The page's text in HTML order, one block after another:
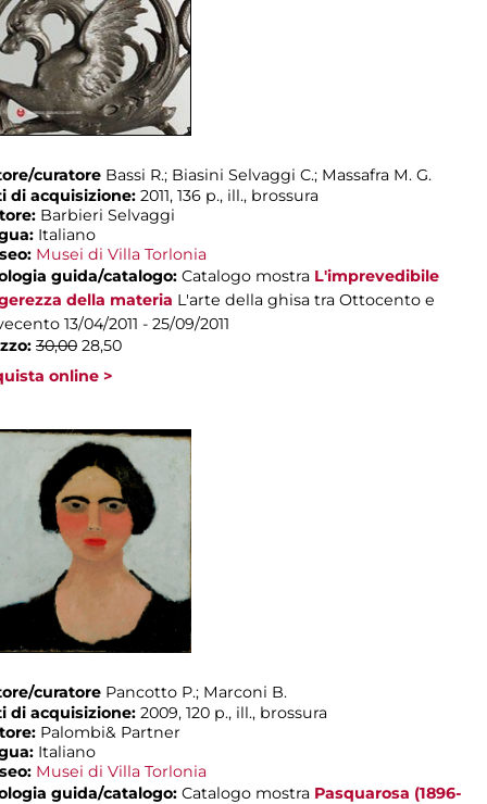
curatore Bassi R.; Biasini Selvaggi C.; Massafra M. G.
di acquisizione: 2011, 136 p., ill., brossura
Barbieri Selvaggi
Italiano
Musei di Villa Torlonia
guida/catalogo: Catalogo mostra L'imprevedibile
della materia L'arte della ghisa tra Ottocento e
13/04/2011 - 25/09/2011
30,00 28,50
online >
curatore Pancotto P.; Marconi B.
di acquisizione: 2009, 120 p., ill., brossura
Palombi& Partner
Italiano
Musei di Villa Torlonia
guida/catalogo: Catalogo mostra Pasquarosa (1896-